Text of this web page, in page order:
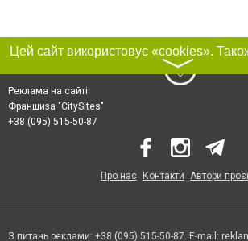
〉
Реклама на сайті
Франшиза "CitySites"
+38 (095) 515-50-87
Про нас Контакти Автори
З питань реклами: +38 (095) 515-50-87. E-mail: